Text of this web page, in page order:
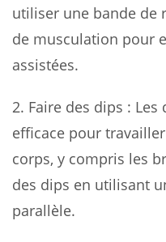
utiliser une bande de
de musculation pour
assistées.
2. Faire des dips : Les
efficace pour
corps, y compris les
des dips en utilisant
parallèle.